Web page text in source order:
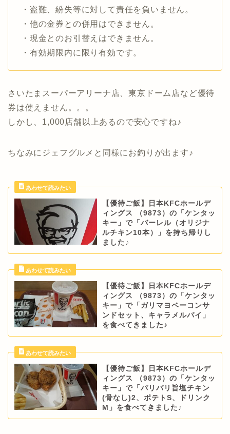
・盗難、紛失等に対して責任を負いません。
・他の金券との併用はできません。
・現金とのお引替えはできません。
・有効期限内に限り有効です。
さいたまスーパーアリーナ店、東京ドーム店など優待
券は使えません。。。
しかし、1,000店舗以上あるので安心ですね♪
ちなみにジェフグルメと同様にお釣りが出ます♪
【優待ご飯】日本KFCホールデ
ィングス （9873）の「ケンタッ
キー」で「バーレル（オリジナ
ルチキン10本）」を持ち帰りし
ました♪
【優待ご飯】日本KFCホールデ
ィングス （9873）の「ケンタッ
キー」で「ガリマヨベーコンサ
ンドセット、キャラメルパイ」
を食べてきました♪
【優待ご飯】日本KFCホールデ
ィングス （9873）の「ケンタッ
キー」で「パリパリ旨塩チキン
(骨なし)2、ポテトS、ドリンク
M」を食べてきました♪